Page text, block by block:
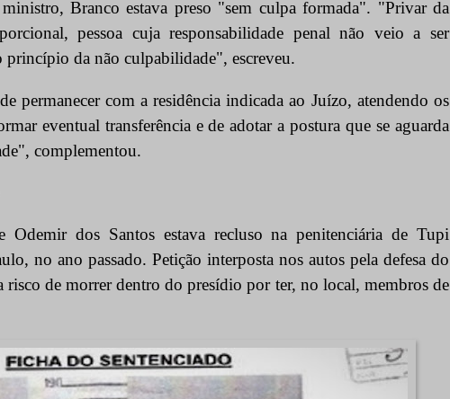
Branco estava preso "sem culpa formada". "Privar da
pessoa cuja responsabilidade penal não veio a ser
da não culpabilidade", escreveu.
permanecer com a residência indicada ao Juízo, atendendo os
eventual transferência e de adotar a postura que se aguarda
complementou.
Odemir dos Santos estava recluso na penitenciária de Tupi
no ano passado. Petição interposta nos autos pela defesa do
risco de morrer dentro do presídio por ter, no local, membros de